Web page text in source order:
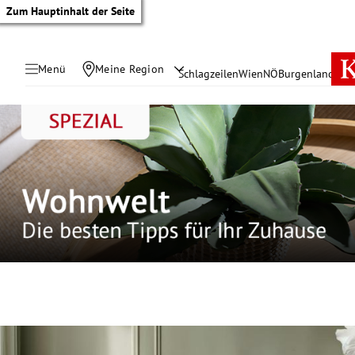
Zum Hauptinhalt der Seite
Menü Meine Region SchlagzeilenWienNÖBurgenland